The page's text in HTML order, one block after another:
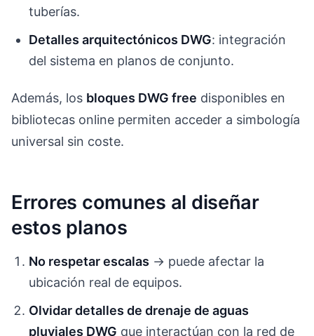
tuberías.
Detalles arquitectónicos DWG: integración
del sistema en planos de conjunto.
Además, los bloques DWG free disponibles en
bibliotecas online permiten acceder a simbología
universal sin coste.
Errores comunes al diseñar
estos planos
No respetar escalas → puede afectar la
ubicación real de equipos.
Olvidar detalles de drenaje de aguas
pluviales DWG que interactúan con la red de